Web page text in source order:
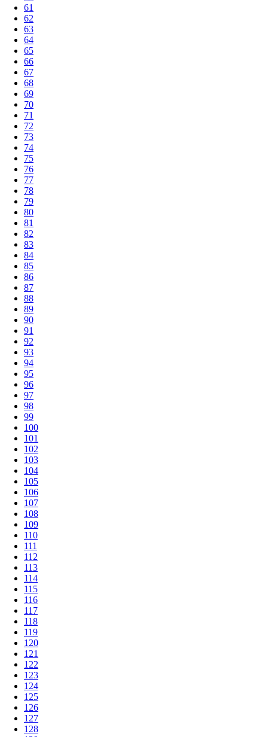
61
62
63
64
65
66
67
68
69
70
71
72
73
74
75
76
77
78
79
80
81
82
83
84
85
86
87
88
89
90
91
92
93
94
95
96
97
98
99
100
101
102
103
104
105
106
107
108
109
110
111
112
113
114
115
116
117
118
119
120
121
122
123
124
125
126
127
128